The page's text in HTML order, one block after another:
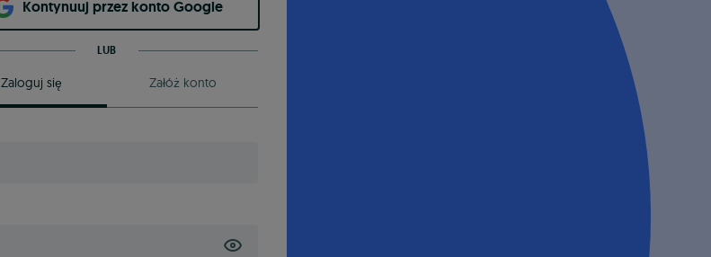
Kontynuuj przez konto Google
LUB
Zaloguj się Załóż konto